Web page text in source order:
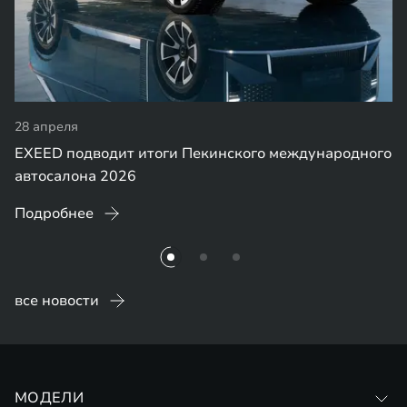
28 апреля
EXEED подводит итоги Пекинского международного
автосалона 2026
Подробнее
все новости
МОДЕЛИ